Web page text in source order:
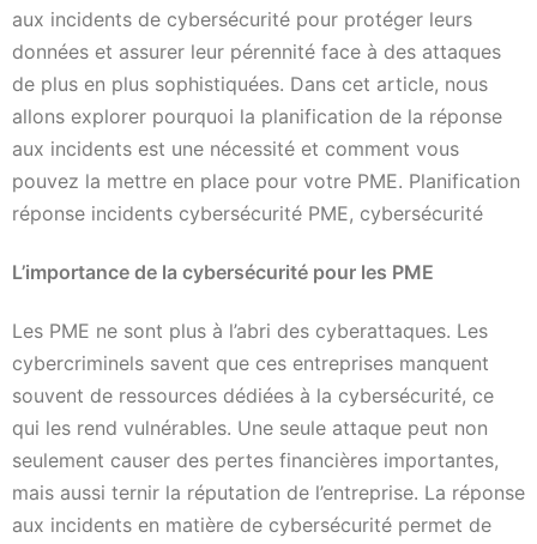
aux incidents de cybersécurité pour protéger leurs
données et assurer leur pérennité face à des attaques
de plus en plus sophistiquées. Dans cet article, nous
allons explorer pourquoi la planification de la réponse
aux incidents est une nécessité et comment vous
pouvez la mettre en place pour votre PME. Planification
réponse incidents cybersécurité PME, cybersécurité
L’importance de la cybersécurité pour les PME
Les PME ne sont plus à l’abri des cyberattaques. Les
cybercriminels savent que ces entreprises manquent
souvent de ressources dédiées à la cybersécurité, ce
qui les rend vulnérables. Une seule attaque peut non
seulement causer des pertes financières importantes,
mais aussi ternir la réputation de l’entreprise. La réponse
aux incidents en matière de cybersécurité permet de